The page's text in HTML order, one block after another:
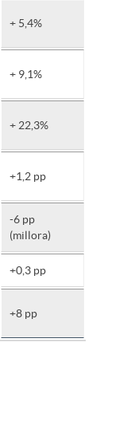
+ 5,4%
+ 9,1%
+ 22,3%
+1,2 pp
-6 pp
(millora)
+0,3 pp
+8 pp